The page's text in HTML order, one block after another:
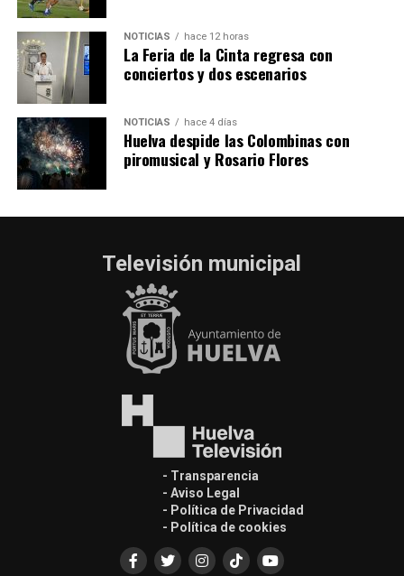
NOTICIAS hace 12 horas
La Feria de la Cinta regresa con
conciertos y dos escenarios
NOTICIAS hace 4 días
Huelva despide las Colombinas con
piromusical y Rosario Flores
Televisión municipal
- Transparencia
- Aviso Legal
- Política de Privacidad
- Política de cookies